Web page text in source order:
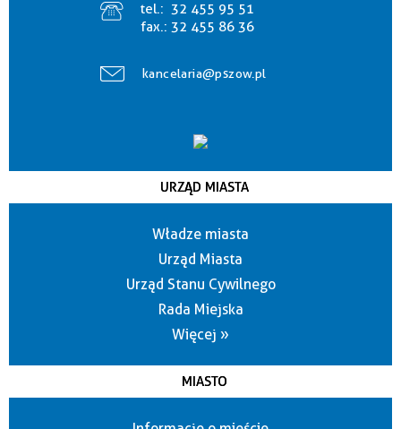
tel.: 32 455 95 51
fax.: 32 455 86 36
kancelaria@pszow.pl
URZĄD MIASTA
Władze miasta
Urząd Miasta
Urząd Stanu Cywilnego
Rada Miejska
Więcej »
MIASTO